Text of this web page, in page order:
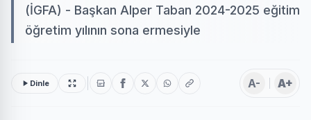
(İGFA) - Başkan Alper Taban 2024-2025 eğitim
öğretim yılının sona ermesiyle
Dinle A- A+